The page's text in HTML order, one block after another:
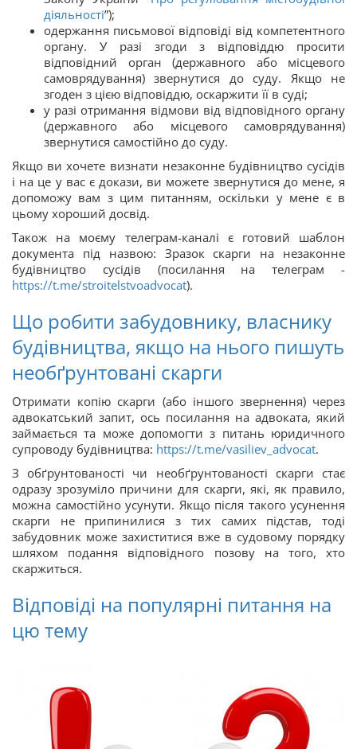
діяльності”);
одержання письмової відповіді від компетентного
органу. У разі згоди з відповіддю просити
відповідний орган (державного або місцевого
самоврядування) звернутися до суду. Якщо не
згоден з цією відповіддю, оскаржити її в суді;
у разі отримання відмови від відповідного органу
(державного або місцевого самоврядування)
звернутися самостійно до суду.
Якщо ви хочете визнати незаконне будівництво сусідів
і на це у вас є докази, ви можете звернутися до мене, я
допоможу вам з цим питанням, оскільки у мене є в
цьому хороший досвід.
Також на моєму телеграм-каналі є готовий шаблон
документа під назвою: Зразок скарги на незаконне
будівництво сусідів (посилання на телеграм -
https://t.me/stroitelstvoadvocat).
Що робити забудовнику, власнику
будівництва, якщо на нього пишуть
необґрунтовані скарги
Отримати копію скарги (або іншого звернення) через
адвокатський запит, ось посилання на адвоката, який
займається та може допомогти з питань юридичного
супроводу будівництва: https://t.me/vasiliev_advocat.
З обґрунтованості чи необґрунтованості скарги стає
одразу зрозуміло причини для скарги, які, як правило,
можна самостійно усунути. Якщо після такого усунення
скарги не припинилися з тих самих підстав, тоді
забудовник може захиститися вже в судовому порядку
шляхом подання відповідного позову на того, хто
скаржиться.
Відповіді на популярні питання на
цю тему